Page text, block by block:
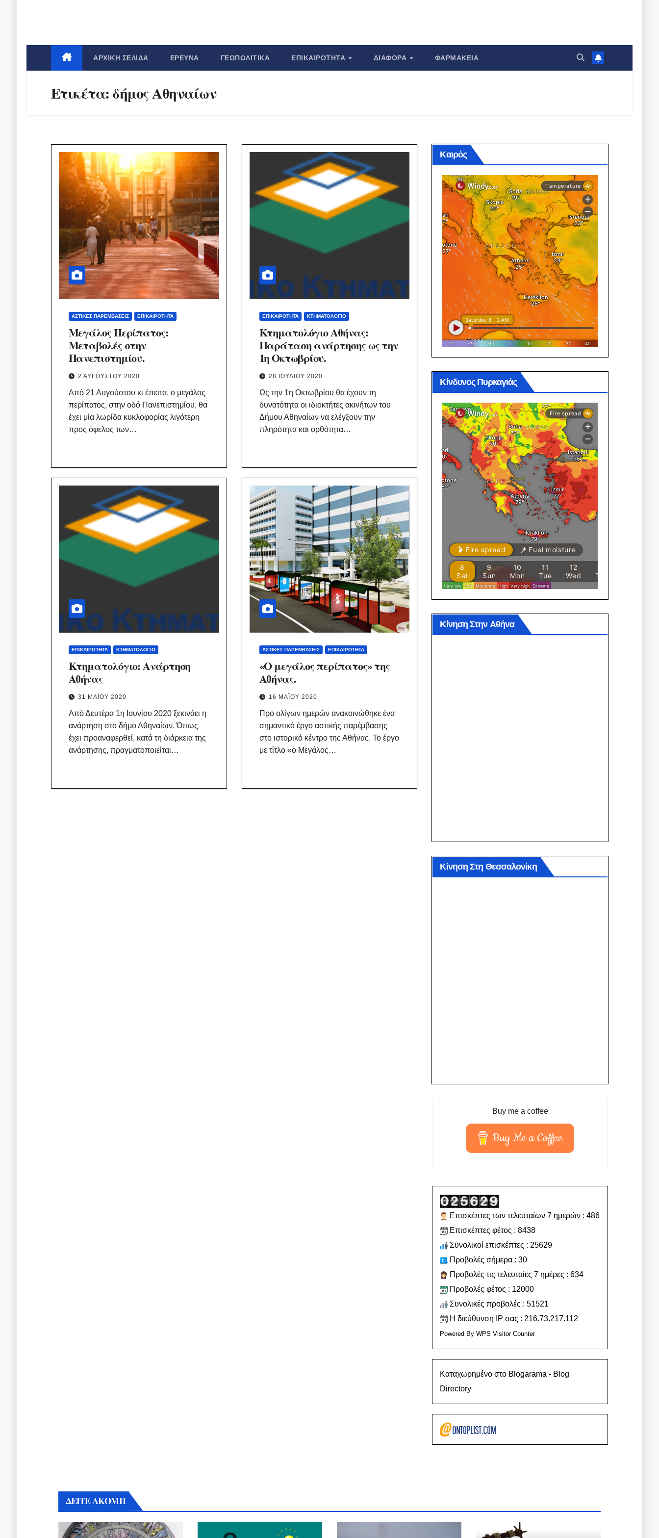
ΑΡΧΙΚΉ ΣΕΛΊΔΑ ΈΡΕΥΝΑ ΓΕΩΠΟΛΙΤΙΚΆ ΕΠΙΚΑΙΡΌΤΗΤΑ ΔΙΆΦΟΡΑ ΦΑΡΜΑΚΕΊΑ
Ετικέτα:δήμος Αθηναίων
ΑΣΤΙΚΈΣ ΠΑΡΕΜΒΆΣΕΙΣ ΕΠΙΚΑΙΡΌΤΗΤΑ
Μεγάλος Περίπατος:
Μεταβολές στην
Πανεπιστημίου.
2 ΑΥΓΟΎΣΤΟΥ 2020
Από 21 Αυγούστου κι έπειτα, ο μεγάλος
περίπατος, στην οδό Πανεπιστημίου, θα
έχει μία λωρίδα κυκλοφορίας λιγότερη
προς όφελος των…
ΕΠΙΚΑΙΡΌΤΗΤΑ ΚΤΗΜΑΤΟΛΌΓΙΟ
Κτηματολόγιο Αθήνας:
Παράταση ανάρτησης ως την
1η Οκτωβρίου.
28 ΙΟΥΛΊΟΥ 2020
Ως την 1η Οκτωβρίου θα έχουν τη
δυνατότητα οι ιδιοκτήτες ακινήτων του
Δήμου Αθηναίων να ελέγξουν την
πληρότητα και ορθότητα…
ΕΠΙΚΑΙΡΌΤΗΤΑ ΚΤΗΜΑΤΟΛΌΓΙΟ
Κτηματολόγιο: Ανάρτηση
Αθήνας
31 ΜΑΪ́ΟΥ 2020
Από Δευτέρα 1η Ιουνίου 2020 ξεκινάει η
ανάρτηση στο δήμο Αθηναίων. Όπως
έχει προαναφερθεί, κατά τη διάρκεια της
ανάρτησης, πραγματοποιείται…
ΑΣΤΙΚΈΣ ΠΑΡΕΜΒΆΣΕΙΣ ΕΠΙΚΑΙΡΌΤΗΤΑ
«Ο μεγάλος περίπατος» της
Αθήνας.
16 ΜΑΪ́ΟΥ 2020
Προ ολίγων ημερών ανακοινώθηκε ένα
σημαντικό έργο αστικής παρέμβασης
στο ιστορικό κέντρο της Αθήνας. Το έργο
με τίτλο «ο Μεγάλος…
Καιρός
Κίνδυνος Πυρκαγιάς
Κίνηση Στην Αθήνα
Κίνηση Στη Θεσσαλονίκη
Buy me a coffee
Buy Me a Coffee
Επισκέπτες των τελευταίων 7 ημερών : 486
Επισκέπτες φέτος : 8438
Συνολικοί επισκέπτες : 25629
Προβολές σήμερα : 30
Προβολές τις τελευταίες 7 ημέρες : 634
Προβολές φέτος : 12000
Συνολικές προβολές : 51521
Η διεύθυνση IP σας : 216.73.217.112
Powered ByWPS Visitor Counter
Καταχωρημένο στο Blogarama - Blog
Directory
ΔΕΙΤΕ ΑΚΟΜΗ